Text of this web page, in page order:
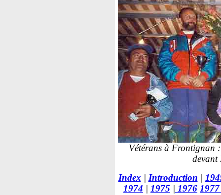
Vétérans à Frontignan
devant
Index | Introduction |
1974 | 1975 | 1976